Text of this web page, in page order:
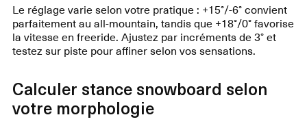
Le réglage varie selon votre pratique : +15°/-6° convient
parfaitement au all-mountain, tandis que +18°/0° favorise
la vitesse en freeride. Ajustez par incréments de 3° et
testez sur piste pour affiner selon vos sensations.
Calculer stance snowboard selon
votre morphologie